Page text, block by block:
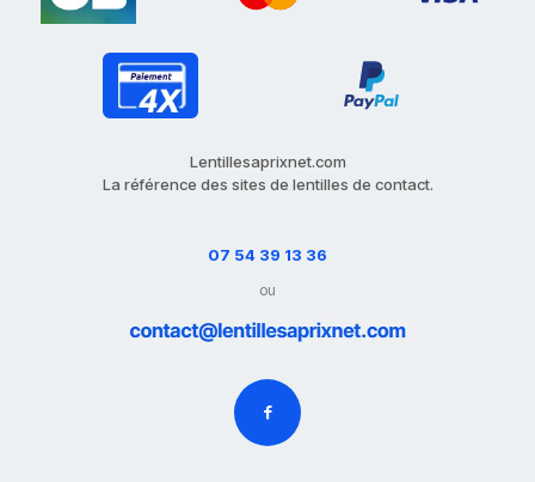
Lentillesaprixnet.com
La référence des sites de lentilles de contact.
07 54 39 13 36
ou